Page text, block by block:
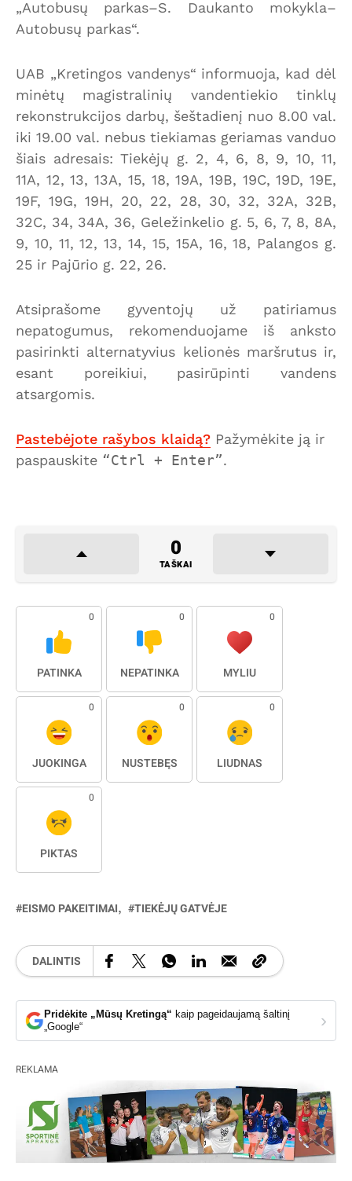
„Autobusų parkas–S. Daukanto mokykla–
Autobusų parkas“.
UAB „Kretingos vandenys“ informuoja, kad dėl
minėtų magistralinių vandentiekio tinklų
rekonstrukcijos darbų, šeštadienį nuo 8.00 val.
iki 19.00 val. nebus tiekiamas geriamas vanduo
šiais adresais: Tiekėjų g. 2, 4, 6, 8, 9, 10, 11,
11A, 12, 13, 13A, 15, 18, 19A, 19B, 19C, 19D, 19E,
19F, 19G, 19H, 20, 22, 28, 30, 32, 32A, 32B,
32C, 34, 34A, 36, Geležinkelio g. 5, 6, 7, 8, 8A,
9, 10, 11, 12, 13, 14, 15, 15A, 16, 18, Palangos g.
25 ir Pajūrio g. 22, 26.
Atsiprašome gyventojų už patiriamus
nepatogumus, rekomenduojame iš anksto
pasirinkti alternatyvius kelionės maršrutus ir,
esant poreikiui, pasirūpinti vandens
atsargomis.
Pastebėjote rašybos klaidą? Pažymėkite ją ir
paspauskite
Ctrl + Enter .
0
TAŠKAI
0
PATINKA
0
NEPATINKA
0
MYLIU
0
JUOKINGA
0
NUSTEBĘS
0
LIŪDNAS
0
PIKTAS
EISMO PAKEITIMAI TIEKĖJŲ GATVĖJE
DALINTIS
Pridėkite „Mūsų Kretingą“ kaip pageidaujamą šaltinį
„Google“
›
REKLAMA